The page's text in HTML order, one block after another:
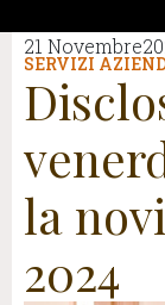
21
SERVIZI
la
2024